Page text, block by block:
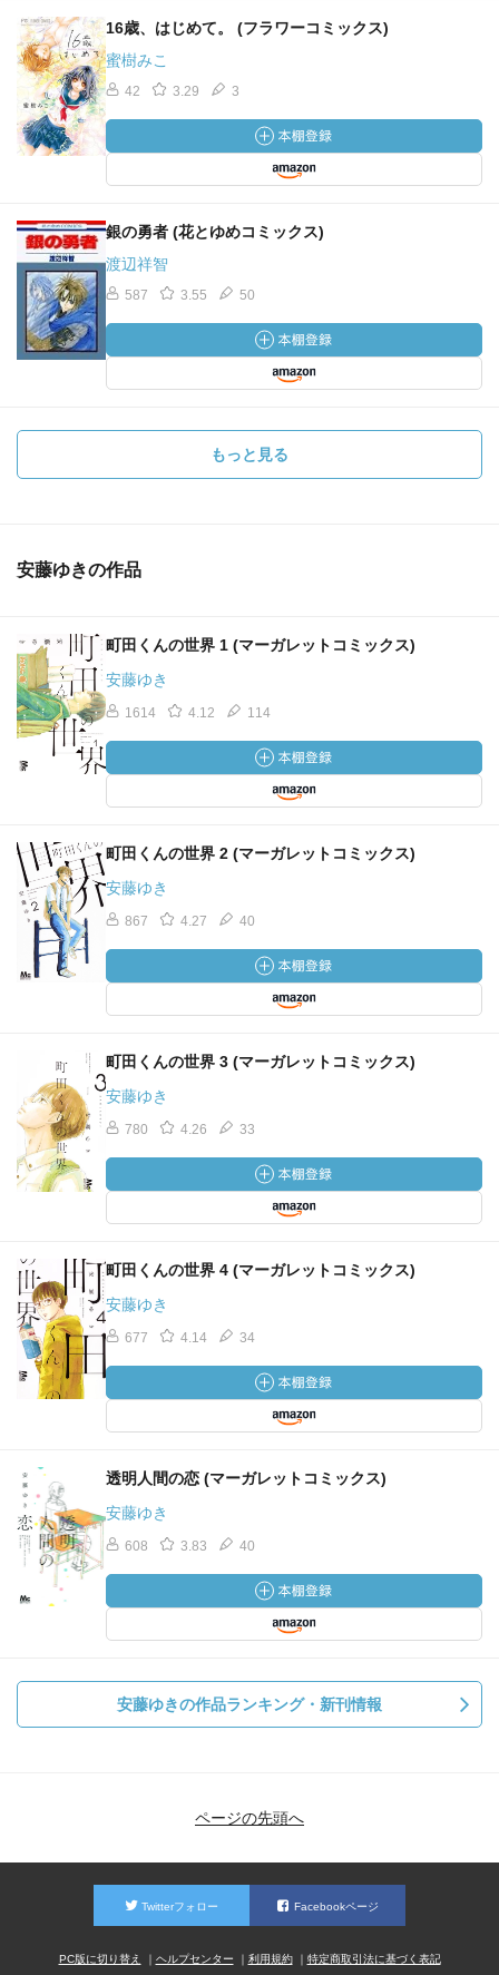
16歳、はじめて。 (フラワーコミックス)
蜜樹みこ
42 3.29 3
銀の勇者 (花とゆめコミックス)
渡辺祥智
587 3.55 50
もっと見る
安藤ゆきの作品
町田くんの世界 1 (マーガレットコミックス)
安藤ゆき
1614 4.12 114
町田くんの世界 2 (マーガレットコミックス)
安藤ゆき
867 4.27 40
町田くんの世界 3 (マーガレットコミックス)
安藤ゆき
780 4.26 33
町田くんの世界 4 (マーガレットコミックス)
安藤ゆき
677 4.14 34
透明人間の恋 (マーガレットコミックス)
安藤ゆき
608 3.83 40
安藤ゆきの作品ランキング・新刊情報
ページの先頭へ
Twitterフォロー Facebookページ
PC版に切り替え ヘルプセンター 利用規約 特定商取引法に基づく表記